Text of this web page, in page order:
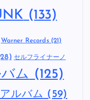
(133)
Warner Records(21)
セルフライナーノ
ム (125)
ルバム (59)